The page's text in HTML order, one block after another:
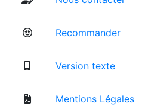
Recommander
Version texte
Mentions Légales